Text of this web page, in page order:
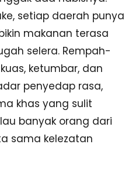
setiap daerah punya
makanan terasa
selera. Rempah-
ketumbar, dan
penyedap rasa,
khas yang sulit
banyak orang dari
sama kelezatan